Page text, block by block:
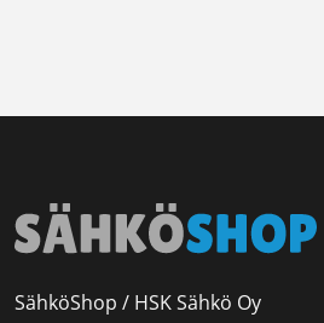
SähköShop / HSK Sähkö Oy